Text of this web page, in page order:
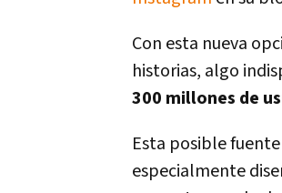
Con esta nueva
historias, algo
300 millones de
Esta posible
especialmente